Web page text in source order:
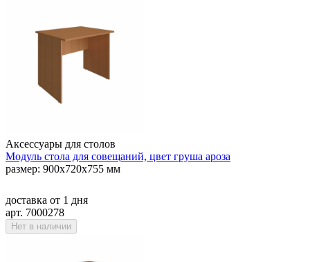
Аксессуары для столов
Модуль стола для совещаний, цвет груша ароза
размер: 900х720х755 мм
доставка от 1 дня
арт. 7000278
Нет в наличии